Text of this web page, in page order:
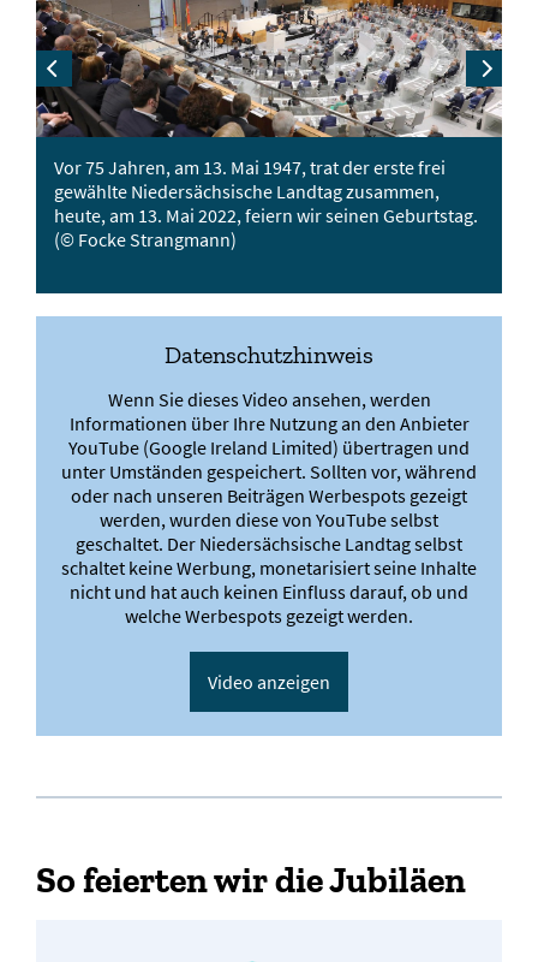
Zurück
Vor 75 Jahren, am 13. Mai 1947, trat der erste frei
gewählte Niedersächsische Landtag zusammen,
heute, am 13. Mai 2022, feiern wir seinen Geburtstag.
(© Focke Strangmann)
Vorwärts
Datenschutzhinweis
Wenn Sie dieses Video ansehen, werden
Informationen über Ihre Nutzung an den Anbieter
YouTube (Google Ireland Limited) übertragen und
unter Umständen gespeichert. Sollten vor, während
oder nach unseren Beiträgen Werbespots gezeigt
werden, wurden diese von YouTube selbst
geschaltet. Der Niedersächsische Landtag selbst
schaltet keine Werbung, monetarisiert seine Inhalte
nicht und hat auch keinen Einfluss darauf, ob und
welche Werbespots gezeigt werden.
Video anzeigen
So feierten wir die Jubiläen